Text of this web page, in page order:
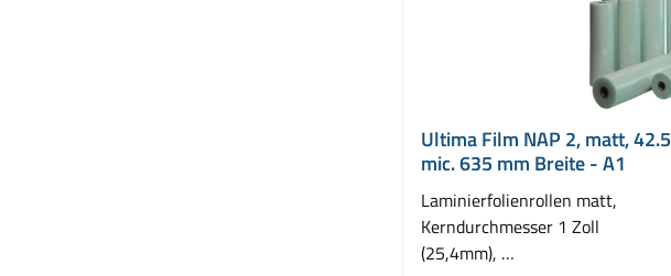
Ultima Film NAP 2, matt, 42.5
mic. 635 mm Breite - A1
Laminierfolienrollen matt,
Kerndurchmesser 1 Zoll
(25,4mm),